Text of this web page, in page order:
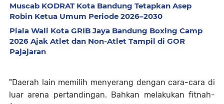
Muscab KODRAT Kota Bandung Tetapkan Asep
Robin Ketua Umum Periode 2026–2030
Piala Wali Kota GRIB Jaya Bandung Boxing Camp
2026 Ajak Atlet dan Non-Atlet Tampil di GOR
Pajajaran
"Daerah lain memilih menyerang dengan cara-cara di
luar arena pertandingan. Bahkan melakukan fitnah-